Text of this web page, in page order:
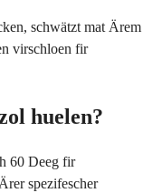
schwätzt mat Ärem
virschloen fir
huelen?
60 Deeg fir
spezifescher